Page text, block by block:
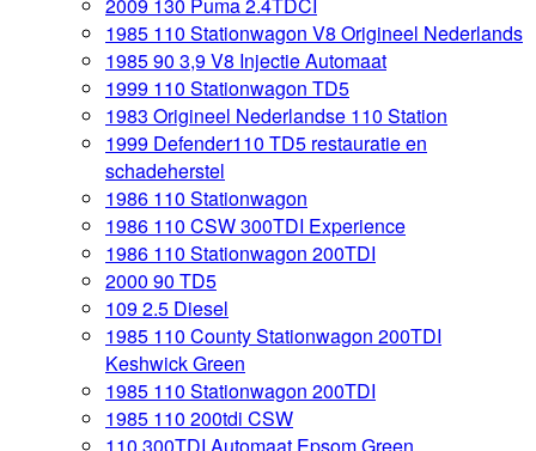
1985 110 Stationwagon V8 Origineel Nederlands
1985 90 3,9 V8 Injectie Automaat
1999 110 Stationwagon TD5
1983 Origineel Nederlandse 110 Station
1999 Defender110 TD5 restauratie en
schadeherstel
1986 110 Stationwagon
1986 110 CSW 300TDI Experience
1986 110 Stationwagon 200TDI
2000 90 TD5
109 2.5 Diesel
1985 110 County Stationwagon 200TDI
Keshwick Green
1985 110 Stationwagon 200TDI
1985 110 200tdi CSW